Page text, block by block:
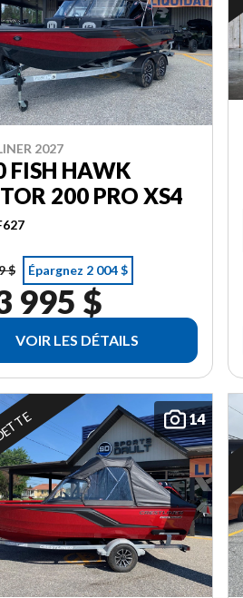
2027
FISH HAWK
200 PRO XS4
$ Épargnez 2 004 $
995 $
VOIR LES DÉTAILS
14